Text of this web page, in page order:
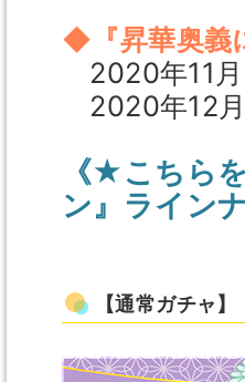
◆『昇華奥義
2020年11月
2020年12
《★こちら
ン』ライン
【通常ガチャ】